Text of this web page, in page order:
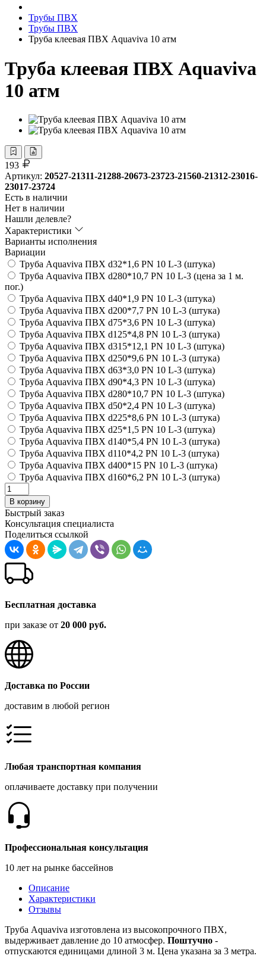
Трубы ПВХ
Трубы ПВХ
Труба клеевая ПВХ Aquaviva 10 атм
Труба клеевая ПВХ Aquaviva
10 атм
193
Артикул: 20527-21311-21288-20673-23723-21560-21312-23016-
23017-23724
Есть в наличии
Нет в наличии
Нашли делевле?
Характеристики
Варианты исполнения
Вариации
Труба Aquaviva ПВХ d32*1,6 PN 10 L-3 (штука)
Труба Aquaviva ПВХ d280*10,7 PN 10 L-3 (цена за 1 м.
пог.)
Труба Aquaviva ПВХ d40*1,9 PN 10 L-3 (штука)
Труба Aquaviva ПВХ d200*7,7 PN 10 L-3 (штука)
Труба Aquaviva ПВХ d75*3,6 PN 10 L-3 (штука)
Труба Aquaviva ПВХ d125*4,8 PN 10 L-3 (штука)
Труба Aquaviva ПВХ d315*12,1 PN 10 L-3 (штука)
Труба Aquaviva ПВХ d250*9,6 PN 10 L-3 (штука)
Труба Aquaviva ПВХ d63*3,0 PN 10 L-3 (штука)
Труба Aquaviva ПВХ d90*4,3 PN 10 L-3 (штука)
Труба Aquaviva ПВХ d280*10,7 PN 10 L-3 (штука)
Труба Aquaviva ПВХ d50*2,4 PN 10 L-3 (штука)
Труба Aquaviva ПВХ d225*8,6 PN 10 L-3 (штука)
Труба Aquaviva ПВХ d25*1,5 PN 10 L-3 (штука)
Труба Aquaviva ПВХ d140*5,4 PN 10 L-3 (штука)
Труба Aquaviva ПВХ d110*4,2 PN 10 L-3 (штука)
Труба Aquaviva ПВХ d400*15 PN 10 L-3 (штука)
Труба Aquaviva ПВХ d160*6,2 PN 10 L-3 (штука)
В корзину
Быстрый заказ
Консультация специалиста
Поделиться ссылкой
Бесплатная доставка
при заказе от 20 000 руб.
Доставка по России
доставим в любой регион
Любая транспортная компания
оплачиваете доставку при получении
Профессиональная консультация
10 лет на рынке бассейнов
Описание
Характеристики
Отзывы
Труба Aquaviva изготовлена из высокопрочного ПВХ,
выдерживает давление до 10 атмосфер. Поштучно -
отпускаются единицами длиной 3 м. Цена указана за 3 метра.